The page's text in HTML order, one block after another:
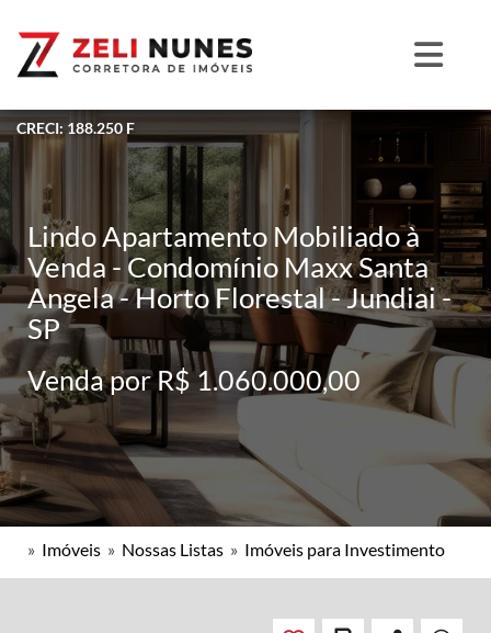
CRECI: 188.250 F
Lindo Apartamento Mobiliado à
Venda - Condomínio Maxx Santa
Angela - Horto Florestal - Jundiai -
SP
Venda por R$ 1.060.000,00
» Imóveis » Nossas Listas » Imóveis para Investimento